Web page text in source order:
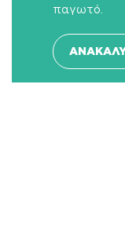
παγωτό.